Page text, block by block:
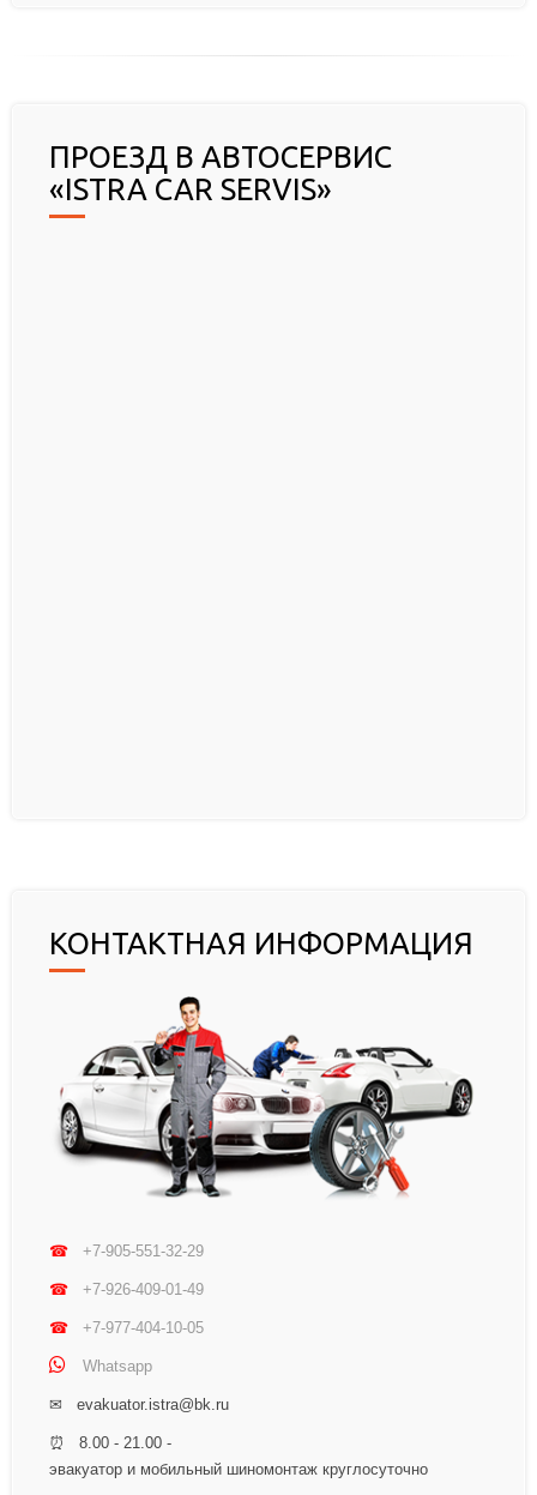
ПРОЕЗД В АВТОСЕРВИС
«ISTRA CAR SERVIS»
КОНТАКТНАЯ ИНФОРМАЦИЯ
☎ +7-905-551-32-29
☎ +7-926-409-01-49
☎ +7-977-404-10-05
Whatsapp
✉ evakuator.istra@bk.ru
⏰ 8.00 - 21.00 -
эвакуатор и мобильный шиномонтаж круглосуточно